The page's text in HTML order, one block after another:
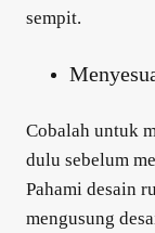
sempit.
Cobalah untuk
dulu sebelum
Pahami desain
mengusung